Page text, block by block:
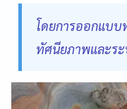
โดยการออกแบ
ทัศนียภาพและร